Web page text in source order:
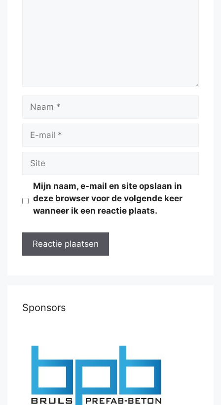
Naam
Site
Mijn naam, e-mail en site opslaan in
deze browser voor de volgende keer
wanneer ik een reactie plaats.
Sponsors